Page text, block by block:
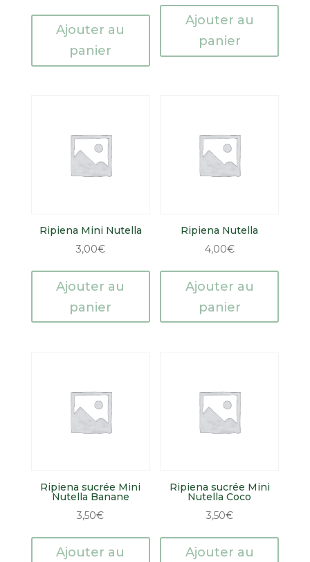
Ajouter au
panier
Ajouter au
panier
Ripiena Mini Nutella
3,00€
Ajouter au
panier
Ripiena Nutella
4,00€
Ajouter au
panier
Ripiena sucrée Mini
Nutella Banane
3,50€
Ajouter au
Ripiena sucrée Mini
Nutella Coco
3,50€
Ajouter au